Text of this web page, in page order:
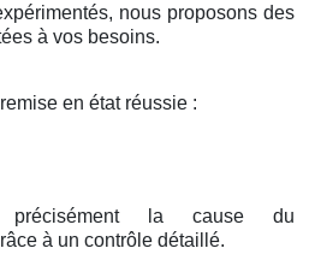
nous proposons des
à vos besoins.
en état réussie :
précisément la cause du
à un contrôle détaillé.